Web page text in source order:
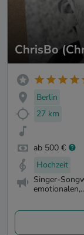
ChrisBo
Berlin
27 km
ab 500 €
Hochzeit
Singer-